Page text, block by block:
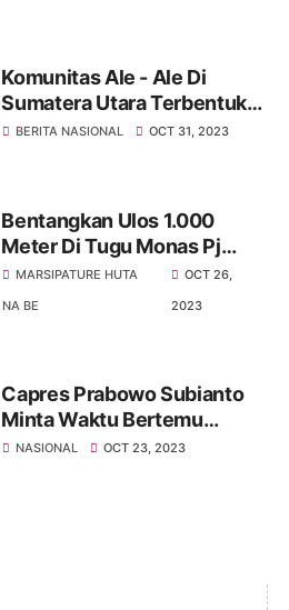
Komunitas Ale - Ale Di
Sumatera Utara Terbentuk
Dukung Cawapres Gibran
BERITA NASIONAL OCT 31, 2023
Bentangkan Ulos 1.000
Meter Di Tugu Monas Pj
Gubernur Sumut
Hassanuddin Sebagai
MARSIPATURE HUTA
NA BE
OCT 26,
2023
Capres Prabowo Subianto
Minta Waktu Bertemu
Dengan Megawati Soal
NASIONAL OCT 23, 2023